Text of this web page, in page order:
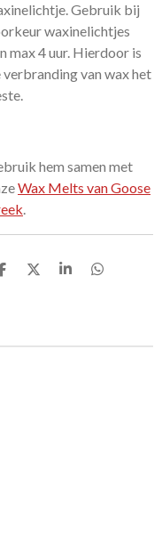
Gebruik bij
waxinelichtjes
max 4 uur. Hierdoor is
verbranding van wax het
hem samen met
Wax Melts van Goose
.
D
D
S
D